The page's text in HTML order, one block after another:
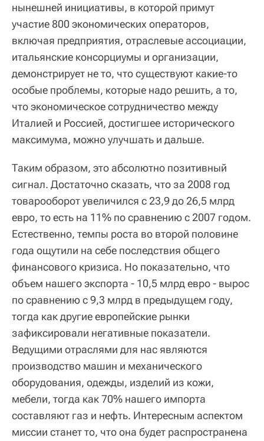
нынешней инициативы, в которой примут
участие 800 экономических операторов,
включая предприятия, отраслевые ассоциации,
итальянские консорциумы и организации,
демонстрирует не то, что существуют какие-то
особые проблемы, которые надо решить, а то,
что экономическое сотрудничество между
Италией и Россией, достигшее исторического
максимума, можно улучшать и дальше.
Таким образом, это абсолютно позитивный
сигнал. Достаточно сказать, что за 2008 год
товарооборот увеличился с 23,9 до 26,5 млрд
евро, то есть на 11% по сравнению с 2007 годом.
Естественно, темпы роста во второй половине
года ощутили на себе последствия общего
финансового кризиса. Но показательно, что
объем нашего экспорта - 10,5 млрд евро - вырос
по сравнению с 9,3 млрд в предыдущем году,
тогда как другие европейские рынки
зафиксировали негативные показатели.
Ведущими отраслями для нас являются
производство машин и механического
оборудования, одежды, изделий из кожи,
мебели, тогда как 70% нашего импорта
составляют газ и нефть. Интересным аспектом
миссии станет то, что она будет распространена